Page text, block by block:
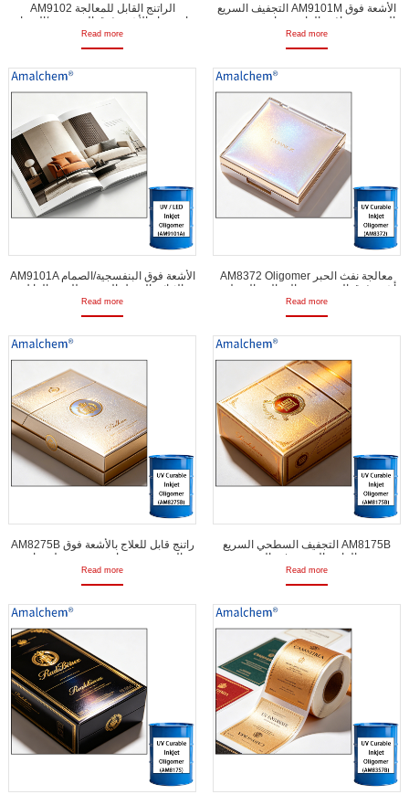
AM9102 الراتنج القابل للمعالجة
باستخدام الأشعة فوق البنفسجية/الصمام
الثنائي للضوء -مقاومة المياه، المرونة،
المعالجة السطحية السريعة لنفث الحبر،
Read more
التجفيف السريع AM9101M الأشعة فوق
البنفسجية دافعة الراتنج مقاومة منخفضة
الحرارة وقاسية لتطبيقات الأشعة فوق
Read more
AM9101A الأشعة فوق البنفسجية/الصمام
الثنائي الفينيل المبتعث للضوء القابل
للعلاج -مقاومة درجات الحرارة المنخفضة،
الصلابة والتبلل العالي لنفث الحبر
Read more
AM8372 Oligomer معالجة نفث الحبر
بأشعة فوق البنفسجية -المعالجة السطحية
السريعة، المرونة والمقاومة الصفراوية
لطلاء نفث الحبر والبلاستيك
Read more
AM8275B راتنج قابل للعلاج بالأشعة فوق
البنفسجية -مقاومة منخفضة لدرجات
الحرارة، معالجة سريعة للسطح، ومرونة
حبر الشاشات، والمواد اللاصقة والطلاء
Read more
التجفيف السطحي السريع AM8175B
تقنية الراتنج المرنة وغير المصفرة
والمنخفضة الحرارة المقاومة لطباعة
الشاشات وطبقات الرذاذ البلاستيكية
Read more